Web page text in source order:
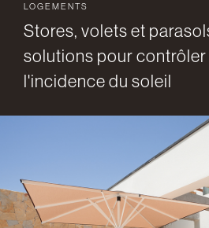
LOGEMENTS
Stores, volets et
solutions pour contrôler
l'incidence du soleil